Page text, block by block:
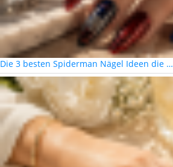
Die 3 besten Spiderman Nägel Ideen die …